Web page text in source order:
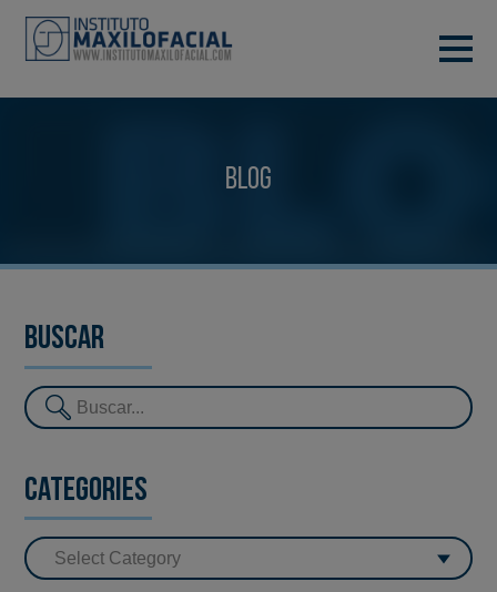
Blog
Buscar
Categories